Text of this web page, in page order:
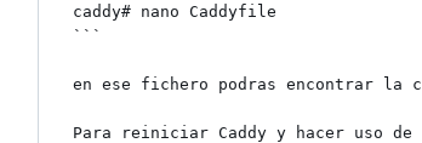
caddy# nano Caddyfile
```
en ese fichero podras encontrar la
Para reiniciar Caddy y hacer uso